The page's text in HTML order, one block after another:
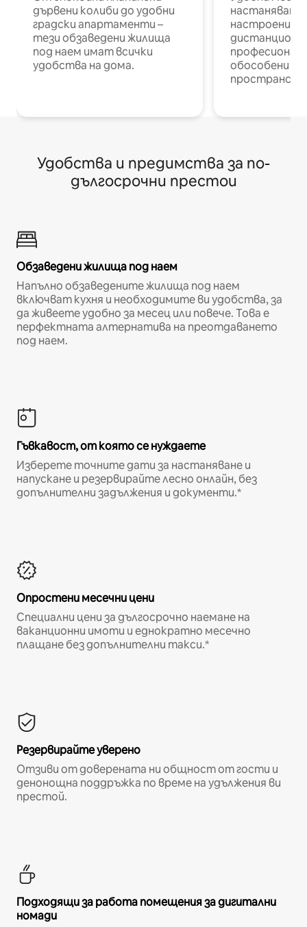
дървени колиби до удобни
градски апартаменти –
тези обзаведени жилища
под наем имат всички
удобства на дома.
настаняване
настроени и
обособени
Удобства и предимства за по-
дългосрочни престои
Обзаведени жилища под наем
Напълно обзаведените жилища под наем
включват кухня и необходимите ви удобства, за
да живеете удобно за месец или повече. Това е
перфектната алтернатива на преотдаването
под наем.
Гъвкавост, от която се нуждаете
Изберете точните дати за настаняване и
напускане и резервирайте лесно онлайн, без
допълнителни задължения и документи.*
Опростени месечни цени
Специални цени за дългосрочно наемане на
ваканционни имоти и еднократно месечно
плащане без допълнителни такси.*
Резервирайте уверено
Отзиви от доверената ни общност от гости и
денонощна поддръжка по време на удължения ви
престой.
Подходящи за работа помещения за дигитални
номади